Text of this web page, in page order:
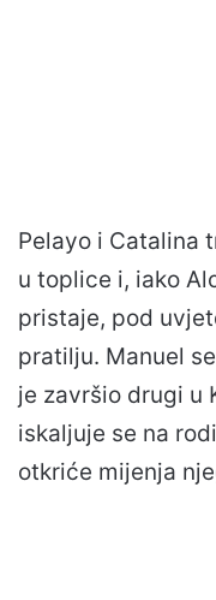
Pelayo i Catalina
u toplice i, iako
pristaje, pod
pratilju. Manuel
je završio drugi u
iskaljuje se na
otkriće mijenja